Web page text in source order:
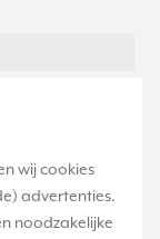
wij cookies
advertenties.
noodzakelijke